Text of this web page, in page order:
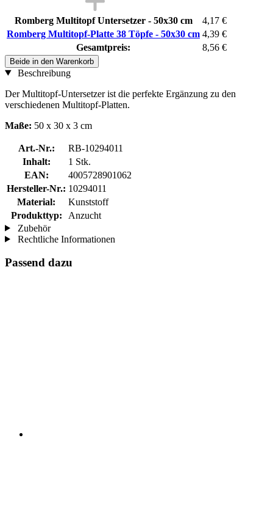
Romberg Multitopf Untersetzer - 50x30 cm
4,17 €
Romberg Multitopf-Platte 38 Töpfe - 50x30 cm 4,39 €
Gesamtpreis:
8,56 €
Beide in den Warenkorb
Beschreibung
Der Multitopf-Untersetzer ist die perfekte Ergänzung zu den
verschiedenen Multitopf-Platten.
Maße: 50 x 30 x 3 cm
Art.-Nr.:
RB-10294011
Inhalt:
1 Stk.
EAN:
4005728901062
Hersteller-Nr.: 10294011
Material:
Kunststoff
Produkttyp:
Anzucht
Zubehör
Rechtliche Informationen
Passend dazu